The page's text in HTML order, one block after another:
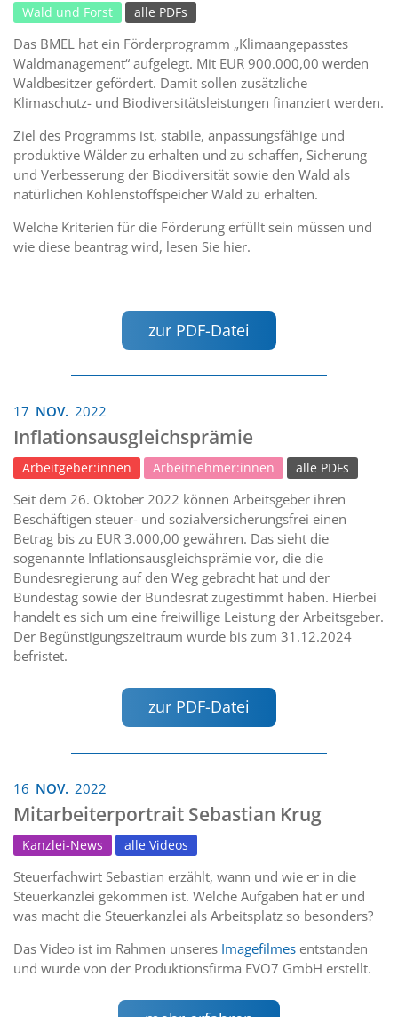
Wald und Forst alle PDFs
Das BMEL hat ein Förderprogramm „Klimaangepasstes
Waldmanagement“ aufgelegt. Mit EUR 900.000,00 werden
Waldbesitzer gefördert. Damit sollen zusätzliche
Klimaschutz- und Biodiversitätsleistungen finanziert werden.
Ziel des Programms ist, stabile, anpassungsfähige und
produktive Wälder zu erhalten und zu schaffen, Sicherung
und Verbesserung der Biodiversität sowie den Wald als
natürlichen Kohlenstoffspeicher Wald zu erhalten.
Welche Kriterien für die Förderung erfüllt sein müssen und
wie diese beantrag wird, lesen Sie hier.
zur PDF-Datei
17 NOV. 2022
Inflationsausgleichsprämie
Arbeitgeber:innen Arbeitnehmer:innen alle PDFs
Seit dem 26. Oktober 2022 können Arbeitsgeber ihren
Beschäftigen steuer- und sozialversicherungsfrei einen
Betrag bis zu EUR 3.000,00 gewähren. Das sieht die
sogenannte Inflationsausgleichsprämie vor, die die
Bundesregierung auf den Weg gebracht hat und der
Bundestag sowie der Bundesrat zugestimmt haben. Hierbei
handelt es sich um eine freiwillige Leistung der Arbeitsgeber.
Der Begünstigungszeitraum wurde bis zum 31.12.2024
befristet.
zur PDF-Datei
16 NOV. 2022
Mitarbeiterportrait Sebastian Krug
Kanzlei-News alle Videos
Steuerfachwirt Sebastian erzählt, wann und wie er in die
Steuerkanzlei gekommen ist. Welche Aufgaben hat er und
was macht die Steuerkanzlei als Arbeitsplatz so besonders?
Das Video ist im Rahmen unseres Imagefilmes entstanden
und wurde von der Produktionsfirma EVO7 GmbH erstellt.